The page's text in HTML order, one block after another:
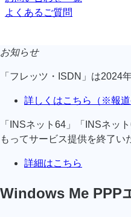
よくあるご質問
お知らせ
「フレッツ・ISDN」は2024
詳しくはこちら（※報道
「INSネット64」「INSネッ
もってサービス提供を終了い
詳細はこちら
Windows Me PPP